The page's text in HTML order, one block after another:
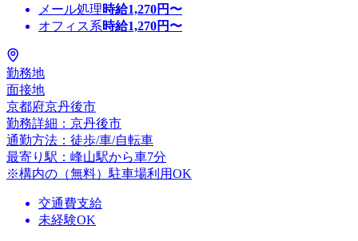
メール処理時給1,270円〜
オフィス系時給1,270円〜
勤務地
面接地
京都府京丹後市
勤務詳細：京丹後市
通勤方法：徒歩/車/自転車
最寄り駅：峰山駅から車7分
※構内の（無料）駐車場利用OK
交通費支給
未経験OK